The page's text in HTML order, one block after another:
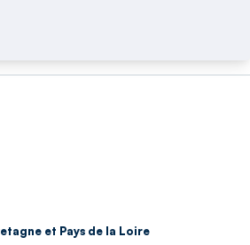
et Pays de la Loire